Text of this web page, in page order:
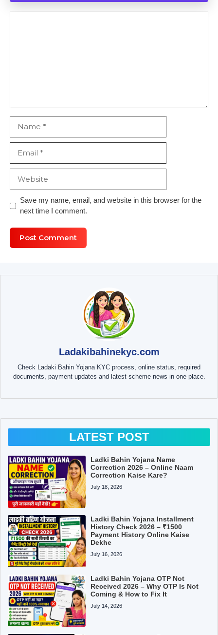
Save my name, email, and website in this browser for the
next time I comment.
Ladakibahinekyc.com
Check Ladaki Bahin Yojana KYC process, online status, required
documents, payment updates and latest scheme news in one place.
LATEST POST
Ladki Bahin Yojana Name
Correction 2026 – Online Naam
Correction Kaise Kare?
July 18, 2026
Ladki Bahin Yojana Installment
History Check 2026 – ₹1500
Payment History Online Kaise
Dekhe
July 16, 2026
Ladki Bahin Yojana OTP Not
Received 2026 – Why OTP Is Not
Coming & How to Fix It
July 14, 2026